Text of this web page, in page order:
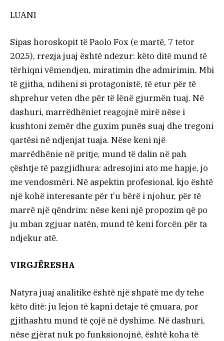
LUANI
Sipas horoskopit të Paolo Fox (e martë, 7 tetor
2025), rrezja juaj është ndezur: këto ditë mund të
tërhiqni vëmendjen, miratimin dhe admirimin. Mbi
të gjitha, ndiheni si protagonistë, të etur për të
shprehur veten dhe për të lënë gjurmën tuaj. Në
dashuri, marrëdhëniet reagojnë mirë nëse i
kushtoni zemër dhe guxim punës suaj dhe tregoni
qartësi në ndjenjat tuaja. Nëse keni një
marrëdhënie në pritje, mund të dalin në pah
çështje të pazgjidhura: adresojini ato me hapje, jo
me vendosmëri. Në aspektin profesional, kjo është
një kohë interesante për t’u bërë i njohur, për të
marrë një qëndrim: nëse keni një propozim që po
ju mban zgjuar natën, mund të keni forcën për ta
ndjekur atë.
VIRGJËRESHA
Natyra juaj analitike është një shpatë me dy tehe
këto ditë: ju lejon të kapni detaje të çmuara, por
gjithashtu mund të çojë në dyshime. Në dashuri,
nëse gjërat nuk po funksionojnë, është koha të